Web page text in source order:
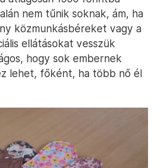
nem tűnik soknak, ám, ha
közmunkásbéreket vagy a
ellátásokat vesszük
hogy sok embernek
lehet, főként, ha több nő él